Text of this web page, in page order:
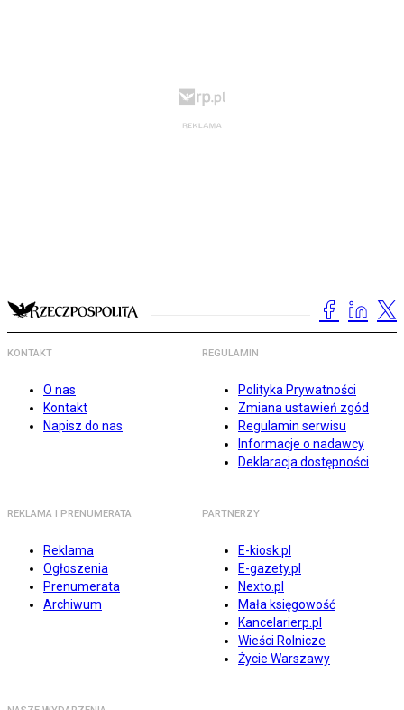
KONTAKT
O nas
Kontakt
Napisz do nas
REGULAMIN
Polityka Prywatności
Zmiana ustawień zgód
Regulamin serwisu
Informacje o nadawcy
Deklaracja dostępności
REKLAMA I PRENUMERATA
Reklama
Ogłoszenia
Prenumerata
Archiwum
PARTNERZY
E-kiosk.pl
E-gazety.pl
Nexto.pl
Mała księgowość
Kancelarierp.pl
Wieści Rolnicze
Życie Warszawy